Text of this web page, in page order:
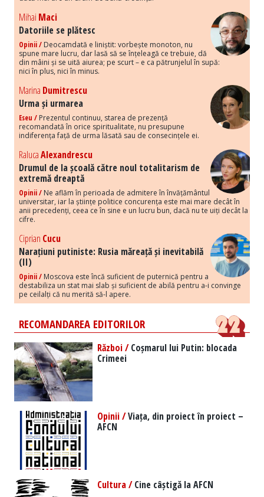
Mihai Maci
Datoriile se plătesc
Opinii / Deocamdată e liniștit: vorbește monoton, nu
spune mare lucru, dar lasă să se înțeleagă ce trebuie, dă
din mâini și se uită aiurea; pe scurt – e ca pătrunjelul în supă:
nici în plus, nici în minus.
Marina Dumitrescu
Urma și urmarea
Eseu / Prezentul continuu, starea de prezență
recomandată în orice spiritualitate, nu presupune
indiferența față de urma lăsată sau de consecințele ei.
RalucaAlexandrescu
Drumul de la școală către noul totalitarism de
extremă dreaptă
Opinii / Ne aflăm în perioada de admitere în învățământul
universitar, iar la științe politice concurența este mai mare decât în
anii precedenți, ceea ce în sine e un lucru bun, dacă nu te uiți decât la
cifre.
Ciprian Cucu
Narațiuni putiniste: Rusia măreață și inevitabilă
(II)
Opinii / Moscova este încă suficient de puternică pentru a
destabiliza un stat mai slab și suficient de abilă pentru a-i convinge
pe ceilalți că nu merită să-l apere.
RECOMANDAREA EDITORILOR
Război /Coșmarul lui Putin: blocada
Crimeei
Opinii /Viața, din proiect în proiect –
AFCN
Cultura /Cine câștigă la AFCN